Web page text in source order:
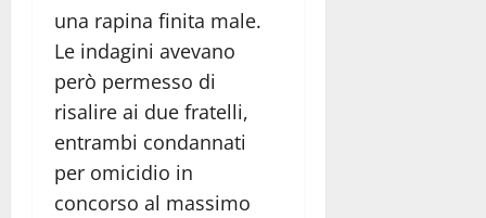
una rapina finita male.
Le indagini avevano
però permesso di
risalire ai due fratelli,
entrambi condannati
per omicidio in
concorso al massimo